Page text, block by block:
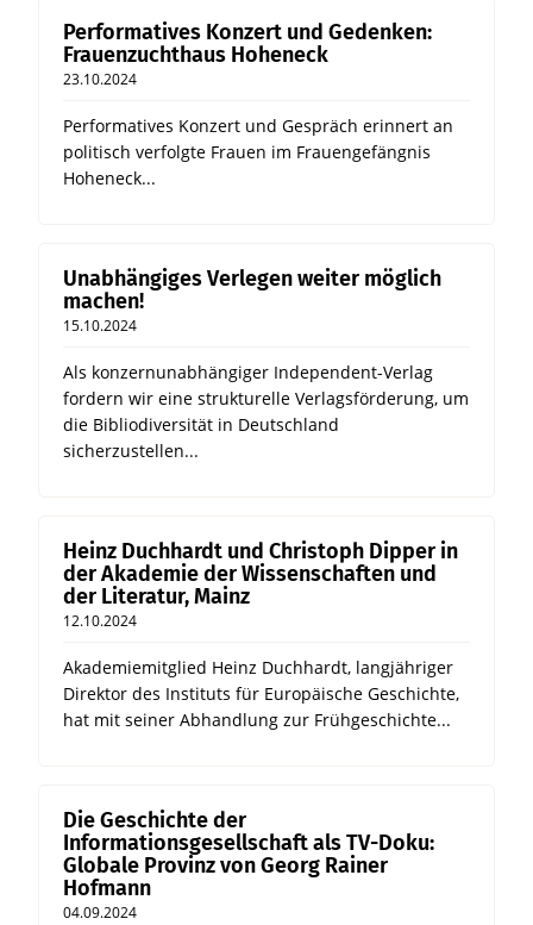
Performatives Konzert und Gedenken:
Frauenzuchthaus Hoheneck
23.10.2024
Performatives Konzert und Gespräch erinnert an
politisch verfolgte Frauen im Frauengefängnis
Hoheneck...
Unabhängiges Verlegen weiter möglich
machen!
15.10.2024
Als konzernunabhängiger Independent-Verlag
fordern wir eine strukturelle Verlagsförderung, um
die Bibliodiversität in Deutschland
sicherzustellen...
Heinz Duchhardt und Christoph Dipper in
der Akademie der Wissenschaften und
der Literatur, Mainz
12.10.2024
Akademiemitglied Heinz Duchhardt, langjähriger
Direktor des Instituts für Europäische Geschichte,
hat mit seiner Abhandlung zur Frühgeschichte...
Die Geschichte der
Informationsgesellschaft als TV-Doku:
Globale Provinz von Georg Rainer
Hofmann
04.09.2024